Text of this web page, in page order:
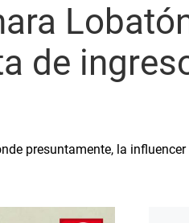
de
presuntamente, la